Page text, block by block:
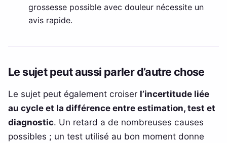
grossesse possible avec douleur nécessite un
avis rapide.
Le sujet peut aussi parler d’autre chose
Le sujet peut également croiser l’incertitude liée
au cycle et la différence entre estimation, test et
diagnostic. Un retard a de nombreuses causes
possibles ; un test utilisé au bon moment donne